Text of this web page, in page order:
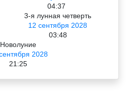
04:37
3-я лунная четверть
12 сентября 2028
03:48
Новолуние
2028
21:25